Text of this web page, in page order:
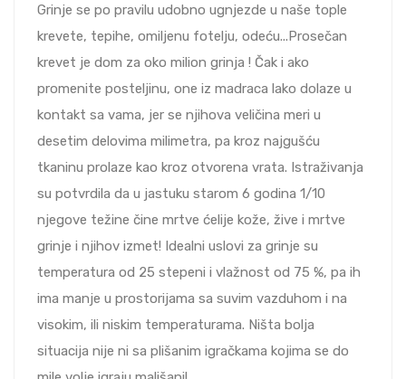
Grinje se po pravilu udobno ugnjezde u naše tople
krevete, tepihe, omiljenu fotelju, odeću...Prosečan
krevet je dom za oko milion grinja ! Čak i ako
promenite posteljinu, one iz madraca lako dolaze u
kontakt sa vama, jer se njihova veličina meri u
desetim delovima milimetra, pa kroz najgušću
tkaninu prolaze kao kroz otvorena vrata. Istraživanja
su potvrdila da u jastuku starom 6 godina 1/10
njegove težine čine mrtve ćelije kože, žive i mrtve
grinje i njihov izmet! Idealni uslovi za grinje su
temperatura od 25 stepeni i vlažnost od 75 %, pa ih
ima manje u prostorijama sa suvim vazduhom i na
visokim, ili niskim temperaturama. Ništa bolja
situacija nije ni sa plišanim igračkama kojima se do